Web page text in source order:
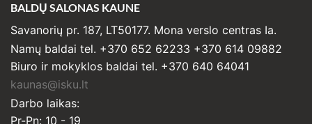
BALDŲ SALONAS KAUNE
Savanorių pr. 187, LT50177. Mona verslo centras Ia.
Namų baldai tel. +370 652 62233 +370 614 09882
Biuro ir mokyklos baldai tel. +370 640 64041
kaunas@isku.lt
Darbo laikas:
Pr-Pn: 10 - 19